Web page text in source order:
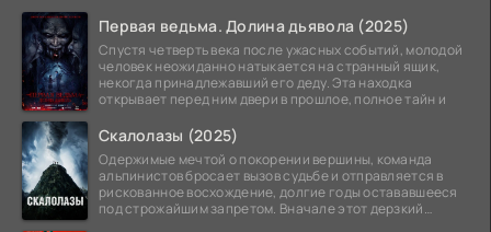
Первая ведьма. Долина дьявола (2025)
Спустя четверть века после ужасных событий, молодой
человек неожиданно натыкается на странный ящик,
некогда принадлежавший его деду. Эта находка
открывает перед ним двери в прошлое, полное тайн и
Скалолазы (2025)
Одержимые мечтой о покорении вершины, команда
альпинистов бросает вызов судьбе и отправляется в
рискованное восхождение, долгие годы остававшееся
под строжайшим запретом. Вначале этот дерзкий